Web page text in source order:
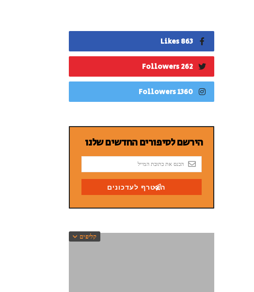
863 Likes
262 Followers
1360 Followers
קליפים